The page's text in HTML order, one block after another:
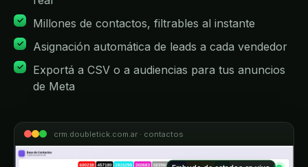
crm.doubletick.com.ar · contactos
Millones de contactos, filtrables al instante
Asignación automática de leads a cada vendedor
Exportá a CSV o a audiencias para tus anuncios
de Meta